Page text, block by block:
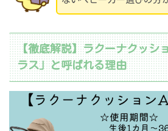
【徹底解説】ラクーナクッシ
ラス」と呼ばれる理由